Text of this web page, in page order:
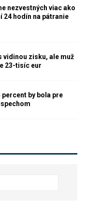
nezvestných viac ako
24 hodín na pátranie
vidinou zisku, ale muž
23-tisíc eur
by bola pre